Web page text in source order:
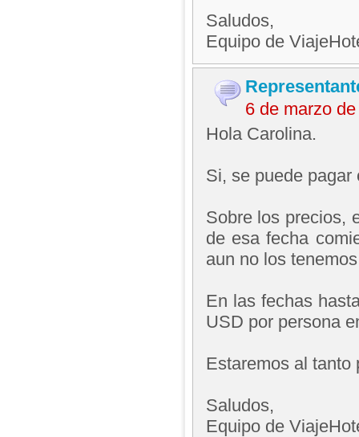
Saludos,
Equipo de
6 de marzo
Hola Carolina.
Si, se puede
Sobre los precios,
de esa fecha
aun no los
En las fechas
USD por persona
Estaremos al tanto
Saludos,
Equipo de